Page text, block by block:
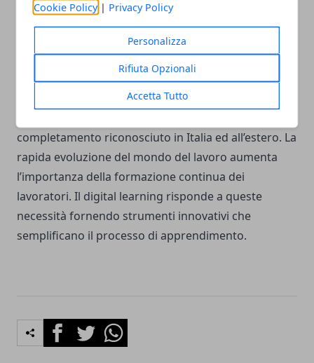
Cookie Policy | Privacy Policy
Personalizza
Rifiuta Opzionali
Accetta Tutto
grande realtà di formazione online in Italia. Il
catalogo propone più di 150 corsi in vari categorie.
L’azienda permette di acquistare il pacchetto tutto
incluso a soli 59 euro, il quale permette di seguire
tutti i corsi presenti e futuri della piattaforma. A fine
completamento riconosciuto in Italia ed all’estero. La
rapida evoluzione del mondo del lavoro aumenta
l’importanza della formazione continua dei
lavoratori. Il digital learning risponde a queste
necessità fornendo strumenti innovativi che
semplificano il processo di apprendimento.
FacebookTwitterWhatsapp